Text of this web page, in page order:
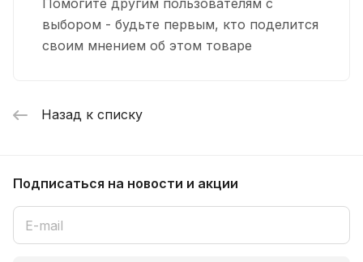
АКВАБРАЙТ ПП-5М (50)
механических загрязней 10мкр.(50)
660 руб. x 1 шт
выбором - будьте первым, кто поделится
своим мнением об этом товаре
Назад к списку
Подписаться на новости и акции